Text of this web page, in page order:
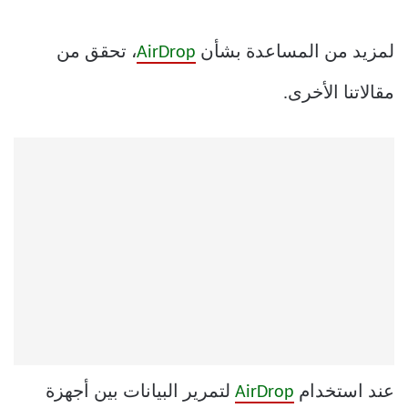
لمزيد من المساعدة بشأن AirDrop، تحقق من
مقالاتنا الأخرى.
عند استخدام AirDrop لتمرير البيانات بين أجهزة